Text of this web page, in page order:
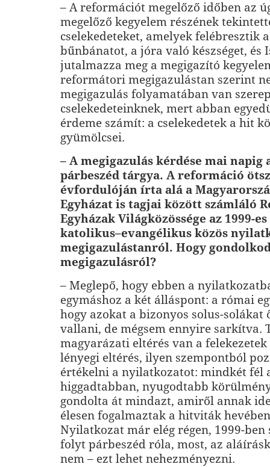
– A reformációt megelőző időben az
megelőző kegyelem részének
cselekedeteket, amelyek felébresztik
bűnbánatot, a jóra való készséget, és
jutalmazza meg a megigazító
reformátori megigazulástan szerint
megigazulás folyamatában van
cselekedeteinknek, mert abban
érdeme számít: a cselekedetek a hit
gyümölcsei.
– A megigazulás kérdése mai napig
párbeszéd tárgya. A reformáció
évfordulóján írta alá a
Egyházat is tagjai között számláló
Egyházak Világközössége az 1999-
katolikus–evangélikus közös
megigazulástanról. Hogy
megigazulásról?
– Meglepő, hogy ebben a
egymáshoz a két álláspont: a római
hogy azokat a bizonyos solus-solákat
vallani, de mégsem ennyire sarkítva.
magyarázati eltérés van a
lényegi eltérés, ilyen szempontból
értékelni a nyilatkozatot: mindkét fél
higgadtabban, nyugodtabb
gondolta át mindazt, amiről annak
élesen fogalmaztak a hitviták
Nyilatkozat már elég régen, 1999-
folyt párbeszéd róla, most, az
nem – ezt lehet nehezményezni.